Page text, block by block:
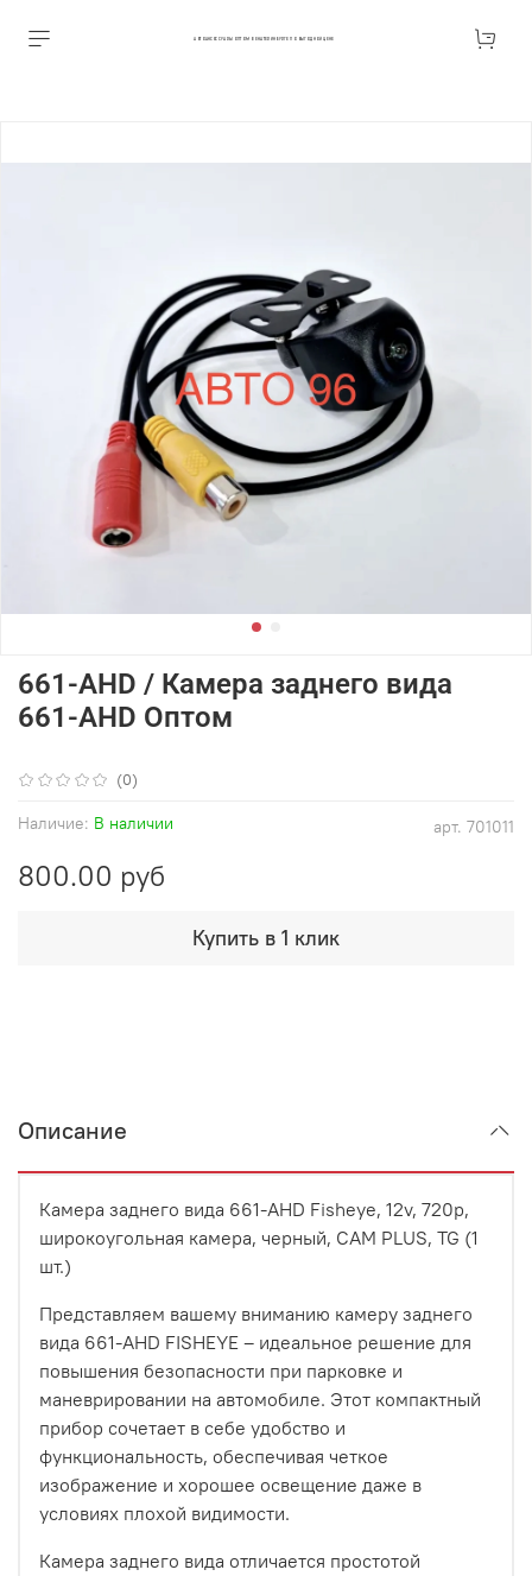
АВТОАКСЕССУАРЫ ОПТОМ В ЕКАТЕРИНБУРГЕ ПО ВЫГОДНОЙ ЦЕНЕ
(0)
арт. 701011
Наличие: В наличии
661-AHD / Камера заднего вида
661-AHD Оптом
800.00 руб
Купить в 1 клик
Описание
Камера заднего вида 661-AHD Fisheye, 12v, 720р,
широкоугольная камера, черный, CAM PLUS, TG (1
шт.)
Представляем вашему вниманию камеру заднего
вида 661-AHD FISHEYE – идеальное решение для
повышения безопасности при парковке и
маневрировании на автомобиле. Этот компактный
прибор сочетает в себе удобство и
функциональность, обеспечивая четкое
изображение и хорошее освещение даже в
условиях плохой видимости.
Камера заднего вида отличается простотой